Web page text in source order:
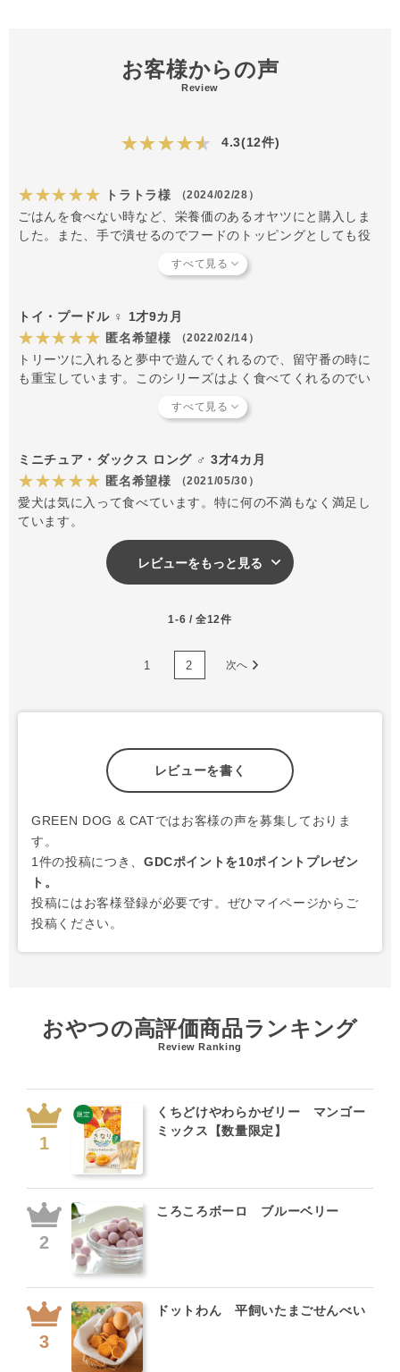
お客様からの声
Review
★★★★★ 4.3(12件)
★★★★★ トラトラ様 （2024/02/28）
ごはんを食べない時など、栄養価のあるオヤツにと購入しま
した。また、手で潰せるのでフードのトッピングとしても役
トイ・プードル ♀ 1才9カ月
★★★★★ 匿名希望様 （2022/02/14）
トリーツに入れると夢中で遊んでくれるので、留守番の時に
も重宝しています。このシリーズはよく食べてくれるのでい
ミニチュア・ダックス ロング ♂ 3才4カ月
★★★★★ 匿名希望様 （2021/05/30）
愛犬は気に入って食べています。特に何の不満もなく満足し
ています。
レビューをもっと見る
1-6 / 全12件
1 2 次へ
レビューを書く
GREEN DOG & CATではお客様の声を募集しておりま
す。
1件の投稿につき、 GDCポイントを10ポイントプレゼン
ト。
投稿にはお客様登録が必要です。ぜひマイページからご
投稿ください。
おやつの高評価商品ランキング
Review Ranking
くちどけやわらかゼリー マンゴー
ミックス【数量限定】
ころころボーロ ブルーベリー
ドットわん 平飼いたまごせんべい